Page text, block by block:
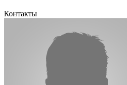
Контакты